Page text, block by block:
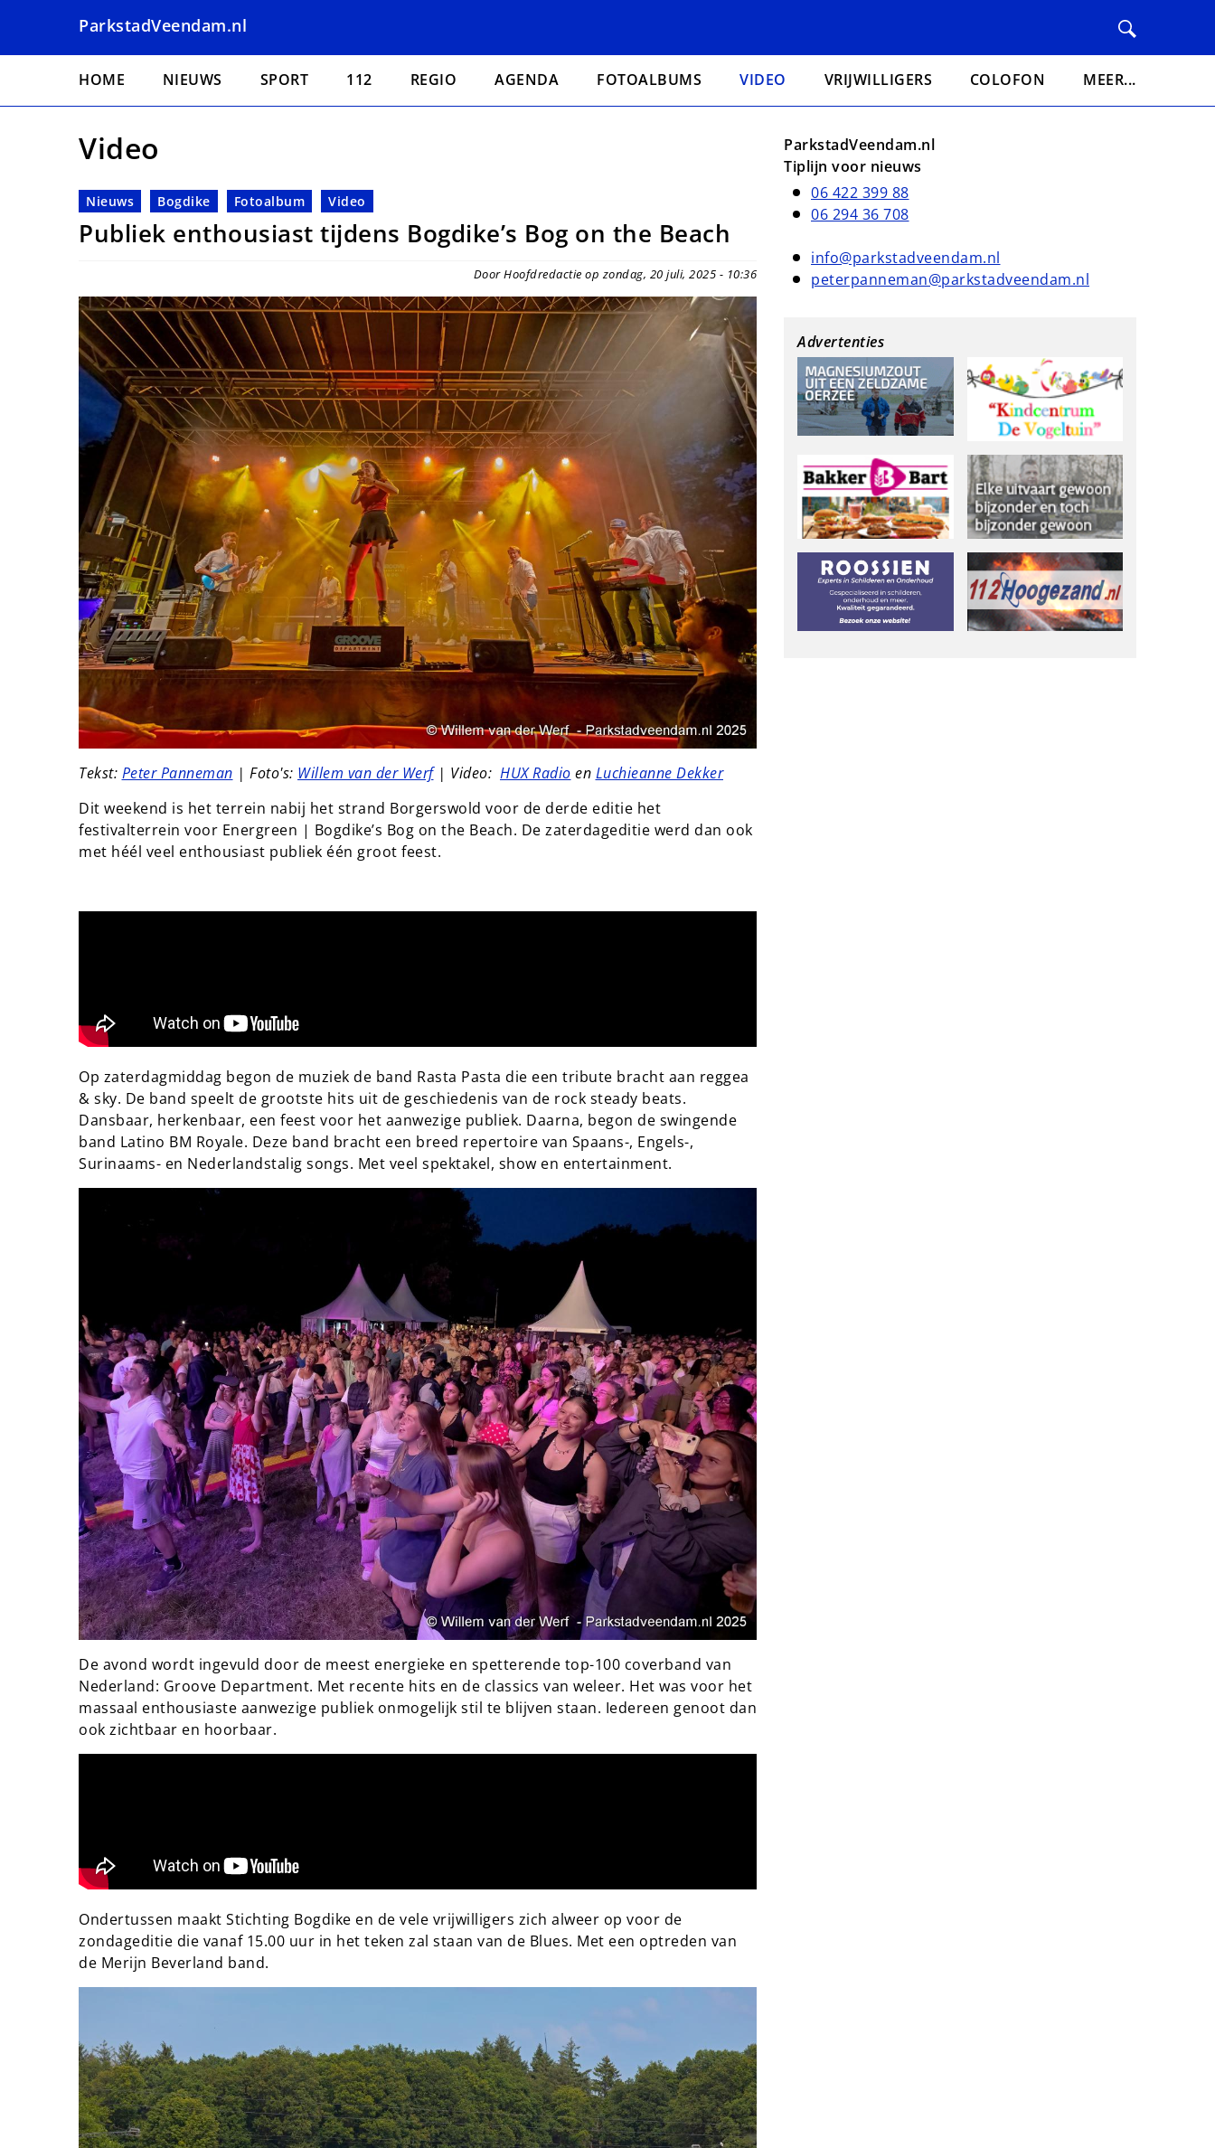
naar
ParkstadVeendam.nl
Hoofdnavigatie
HOME NIEUWS SPORT 112 REGIO AGENDA FOTOALBUMS VIDEO VRIJWILLIGERS COLOFON MEER...
Video
Nieuws Bogdike Fotoalbum Video
Publiek enthousiast tijdens Bogdike’s Bog on the Beach
Door Hoofdredactie op zondag, 20 juli, 2025 - 10:36
Tekst: Peter Panneman | Foto's: Willem van der Werf| Video: HUX Radio en Luchieanne Dekker
Dit weekend is het terrein nabij het strand Borgerswold voor de derde editie het
festivalterrein voor Energreen | Bogdike’s Bog on the Beach. De zaterdageditie werd dan ook
met héél veel enthousiast publiek één groot feest.
Op zaterdagmiddag begon de muziek de band Rasta Pasta die een tribute bracht aan reggea
& sky. De band speelt de grootste hits uit de geschiedenis van de rock steady beats.
Dansbaar, herkenbaar, een feest voor het aanwezige publiek. Daarna, begon de swingende
band Latino BM Royale. Deze band bracht een breed repertoire van Spaans-, Engels-,
Surinaams- en Nederlandstalig songs. Met veel spektakel, show en entertainment.
De avond wordt ingevuld door de meest energieke en spetterende top-100 coverband van
Nederland: Groove Department. Met recente hits en de classics van weleer. Het was voor het
massaal enthousiaste aanwezige publiek onmogelijk stil te blijven staan. Iedereen genoot dan
ook zichtbaar en hoorbaar.
Ondertussen maakt Stichting Bogdike en de vele vrijwilligers zich alweer op voor de
zondageditie die vanaf 15.00 uur in het teken zal staan van de Blues. Met een optreden van
de Merijn Beverland band.
ParkstadVeendam.nl
Tiplijn voor nieuws
06 422 399 88
06 294 36 708
info@parkstadveendam.nl
peterpanneman@parkstadveendam.nl
Advertenties